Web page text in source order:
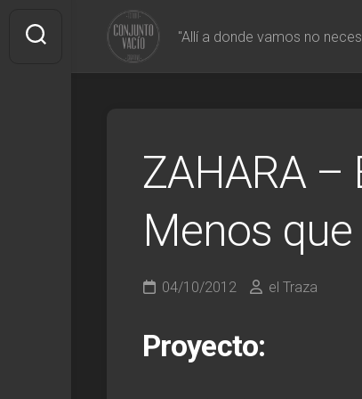
contenido
"Allí a donde vamos no
ZAHARA –
Menos que
04/10/2012 el Traza
Proyecto: